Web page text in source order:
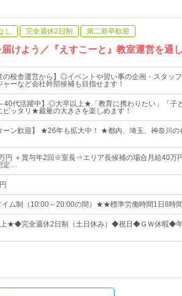
し 完全週休2日制 第二新卒歓迎
けよう／『えすこーと』教室運営を通
の校舎運営から】◎イベントや習い事の企画・スタッ
ーなど会社幹部候補も目指せます！
40代活躍中】◎大卒以上★「教育に携わりたい」「子
ッタリ★裁量の大きさを楽しめます！
ーン歓迎】 ★26年も拡大中！ ★都内、埼玉、神奈川
円 ＋賞与年2回※室長⇒エリア長候補の場合月給40万
定…
ム制（10:00～20:00の間）★★標準労働時間1日8時
★◆完全週休2日制（土日休み）◆祝日◆ＧＷ休暇◆